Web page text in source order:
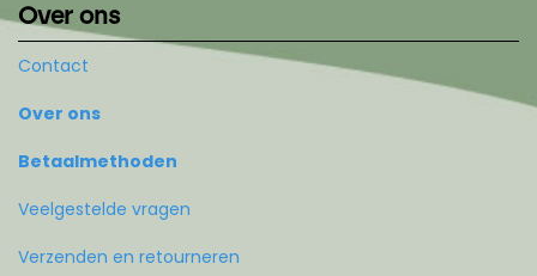
Over ons
Contact
Over ons
Betaalmethoden
Veelgestelde vragen
Verzenden en retourneren